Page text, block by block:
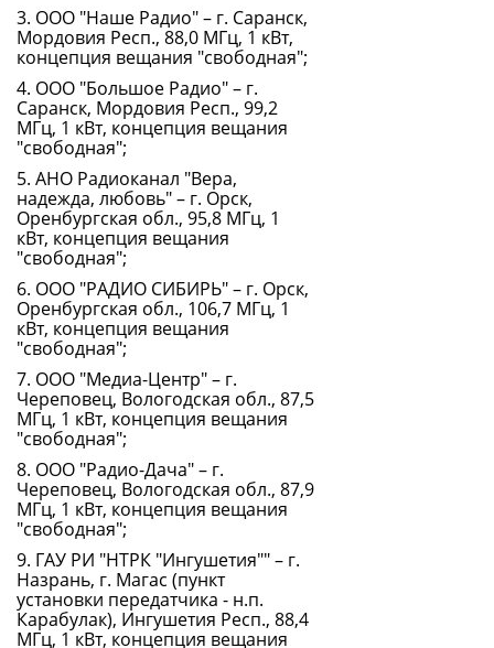
3. ООО "Наше Радио" – г. Саранск,
Мордовия Респ., 88,0 МГц, 1 кВт,
концепция вещания "свободная";
4. ООО "Большое Радио" – г.
Саранск, Мордовия Респ., 99,2
МГц, 1 кВт, концепция вещания
"свободная";
5. АНО Радиоканал "Вера,
надежда, любовь" – г. Орск,
Оренбургская обл., 95,8 МГц, 1
кВт, концепция вещания
"свободная";
6. ООО "РАДИО СИБИРЬ" – г. Орск,
Оренбургская обл., 106,7 МГц, 1
кВт, концепция вещания
"свободная";
7. ООО "Медиа-Центр" – г.
Череповец, Вологодская обл., 87,5
МГц, 1 кВт, концепция вещания
"свободная";
8. ООО "Радио-Дача" – г.
Череповец, Вологодская обл., 87,9
МГц, 1 кВт, концепция вещания
"свободная";
9. ГАУ РИ "НТРК "Ингушетия"" – г.
Назрань, г. Магас (пункт
установки передатчика - н.п.
Карабулак), Ингушетия Респ., 88,4
МГц, 1 кВт, концепция вещания